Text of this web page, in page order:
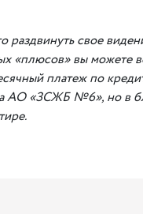
свое
«плюсов» вы можете
платеж по
АО «ЗСЖБ №6», но в